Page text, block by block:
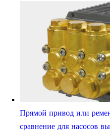
Прямой привод или
сравнение для насосов